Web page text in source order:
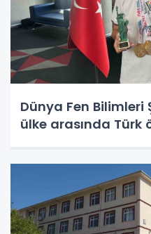
Dünya Fen Bilimleri
ülke arasında Türk